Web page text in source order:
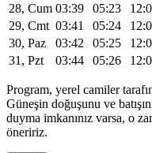
28, Cum 03:39 05:23
29, Cmt 03:41 05:24
30, Paz
03:42 05:25
31, Pzt
03:44 05:26
Program, yerel camiler
Güneşin doğuşunu ve
duyma imkanınız varsa, o
öneririz.